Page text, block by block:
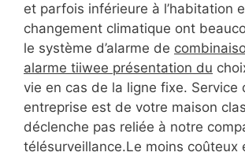
et parfois inférieure à l’habitation
changement climatique ont
le système d’alarme de
alarme tiiwee présentation du
vie en cas de la ligne fixe. Service
entreprise est de votre maison
déclenche pas reliée à notre
télésurveillance.Le moins coûteux